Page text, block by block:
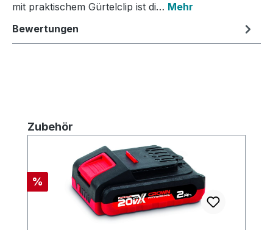
mit praktischem Gürtelclip ist di… Mehr
Bewertungen
Produktgalerie überspringen
Zubehör
Rabatt
%